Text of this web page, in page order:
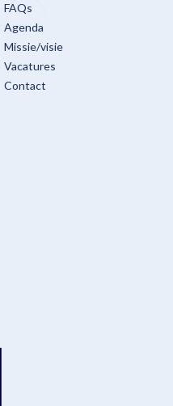
FAQs
Agenda
Missie/visie
Vacatures
Contact